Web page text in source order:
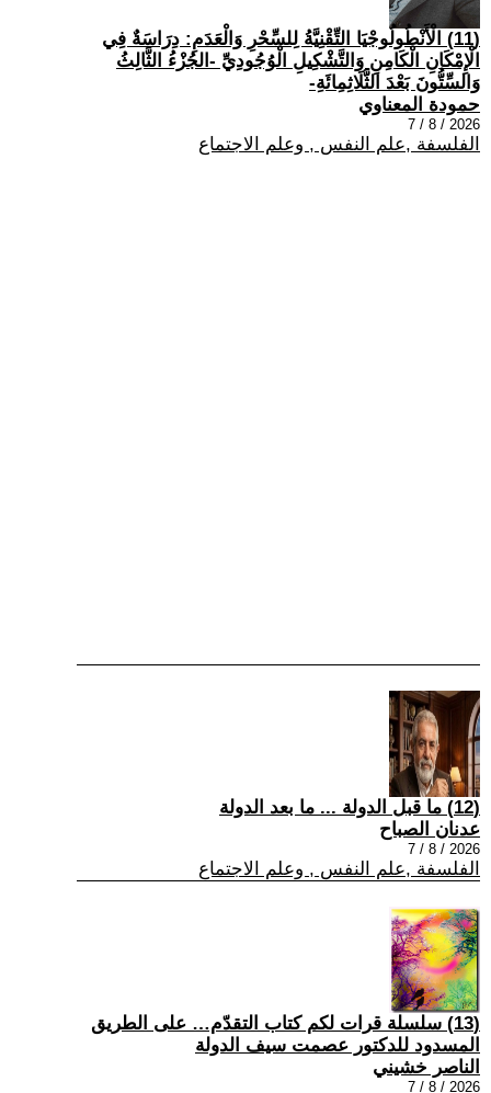
(11) الْأَنْطُولُوجْيَا التِّقْنِيَّةُ لِلسِّحْرِ وَالْعَدَمِ: دِرَاسَةٌ فِي
الْإِمْكَانِ الْكَامِنِ وَالتَّشْكِيلِ الْوُجُودِيِّ -الجُزْءُ الثَّالِثُ
وَالسِّتُّونَ بَعْدَ الثَّلَاثِمِائَةِ-
حمودة المعناوي
2026 / 8 / 7
الفلسفة ,علم النفس , وعلم الاجتماع
(12) ما قبل الدولة ... ما بعد الدولة
عدنان الصباح
2026 / 8 / 7
الفلسفة ,علم النفس , وعلم الاجتماع
(13) سلسلة قرات لكم كتاب التقدّم… على الطريق
المسدود للدكتور عصمت سيف الدولة
الناصر خشيني
2026 / 8 / 7